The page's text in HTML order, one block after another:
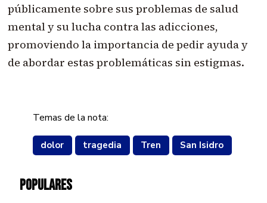
públicamente sobre sus problemas de salud
mental y su lucha contra las adicciones,
promoviendo la importancia de pedir ayuda y
de abordar estas problemáticas sin estigmas.
Temas de la nota:
dolor tragedia Tren San Isidro
POPULARES